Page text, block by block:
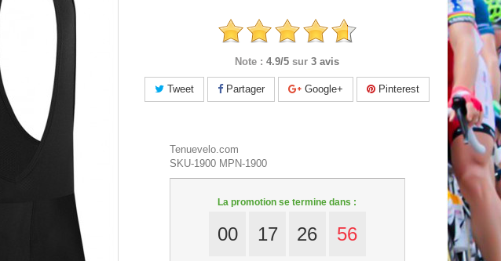
Note : 4.9/5sur3 avis
Tweet Partager Google+ Pinterest
Tenuevelo.com
SKU-1900 MPN-1900
La promotion se termine dans :
00 17 26 55